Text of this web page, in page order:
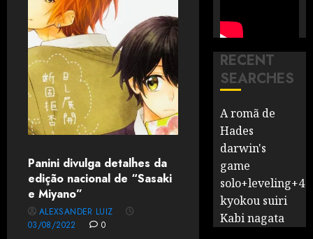
Panini divulga detalhes da
edição nacional de “Sasaki
e Miyano”
ALEXSANDER LUIZ
03/08/2022
0
RECENT
SEARCHES
A romã de
Hades
darwin's
game
solo+leveling+4
kyokou suiri
Kabi nagata